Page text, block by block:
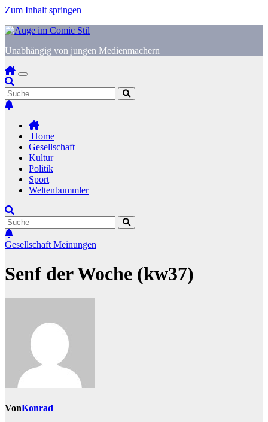
Zum Inhalt springen
Unabhängig von jungen Medienmachern
Home
Gesellschaft
Kultur
Politik
Sport
Weltenbummler
Gesellschaft Meinungen
Senf der Woche (kw37)
VonKonrad